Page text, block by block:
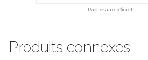
Partenaire officiel
Produits connexes